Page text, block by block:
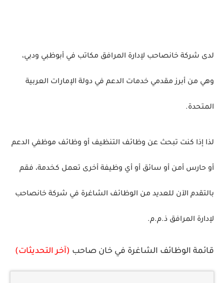
لدى شركة خانصاحب لإدارة المرافق مكاتب في أبوظبي ودبي،
وهي من أبرز مقدمي خدمات الدعم في دولة الإمارات العربية
المتحدة.
لذا إذا كنت تبحث عن وظائف التنظيف أو وظائف موظفي الدعم
أو حارس أمن أو سائق أو أي وظيفة أخرى تعمل كخدمة، فقم
بالتقدم الآن للعديد من الوظائف الشاغرة في شركة خانصاحب
لإدارة المرافق ذ.م.م.
قائمة الوظائف الشاغرة في خان صاحب (آخر التحديثات)